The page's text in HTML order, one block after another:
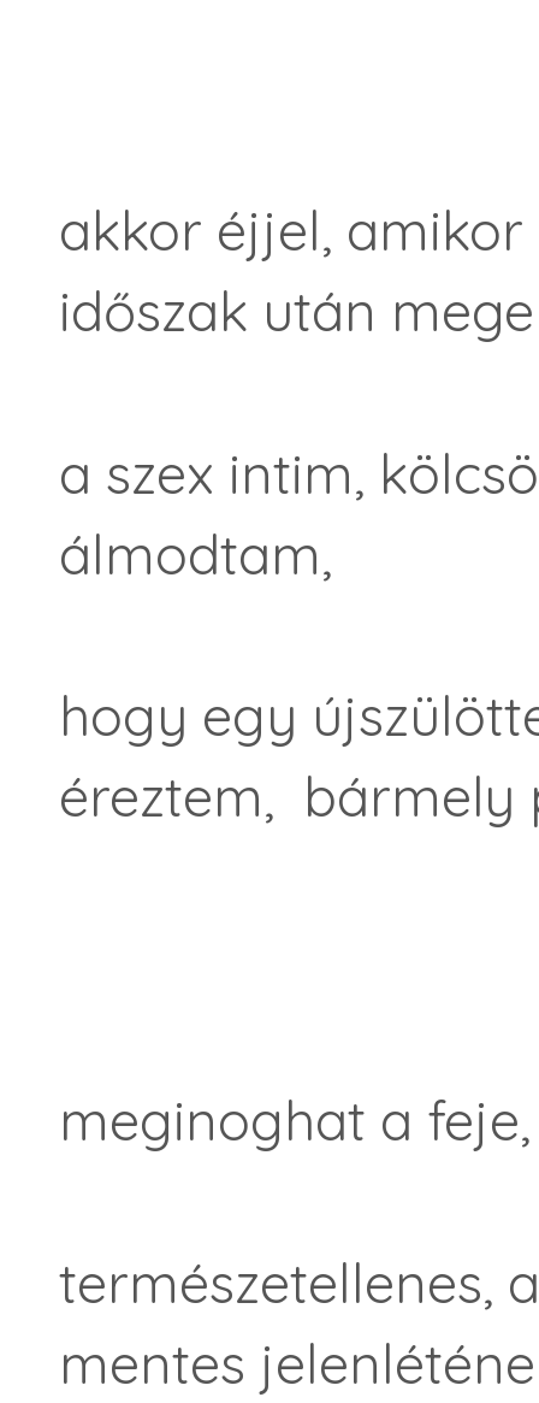
akkor éjjel,
időszak után
a szex intim,
álmodtam,
hogy egy
éreztem, bármely
meginoghat a
természetellenes,
mentes